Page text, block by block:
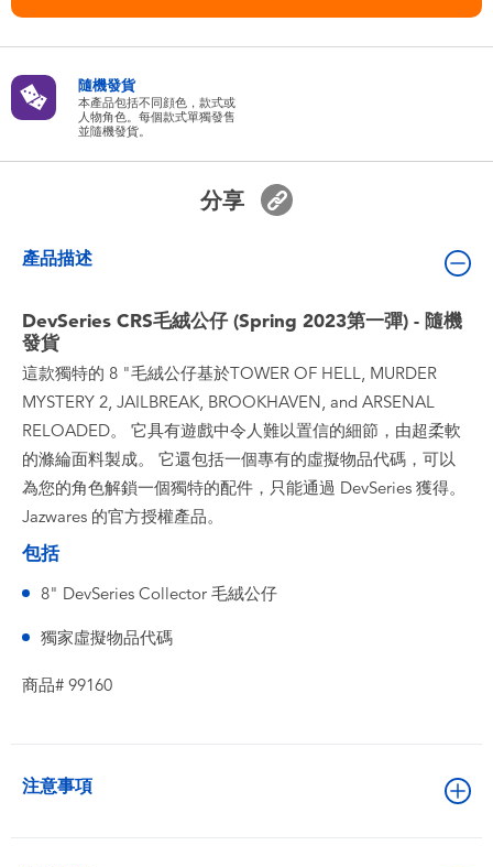
人氣角色
生活精品
隨機發貨
本產品包括不同顔色，款式或
人物角色。每個款式單獨發售
並隨機發貨。
分享
產品描述
DevSeries CRS毛絨公仔 (Spring 2023第一彈) - 隨機
發貨
這款獨特的 8 "毛絨公仔基於TOWER OF HELL, MURDER
MYSTERY 2, JAILBREAK, BROOKHAVEN, and ARSENAL
RELOADED。 它具有遊戲中令人難以置信的細節，由超柔軟
的滌綸面料製成。 它還包括一個專有的虛擬物品代碼，可以
為您的角色解鎖一個獨特的配件，只能通過 DevSeries 獲得。
Jazwares 的官方授權產品。
包括
8" DevSeries Collector 毛絨公仔
獨家虛擬物品代碼
商品# 99160
注意事項